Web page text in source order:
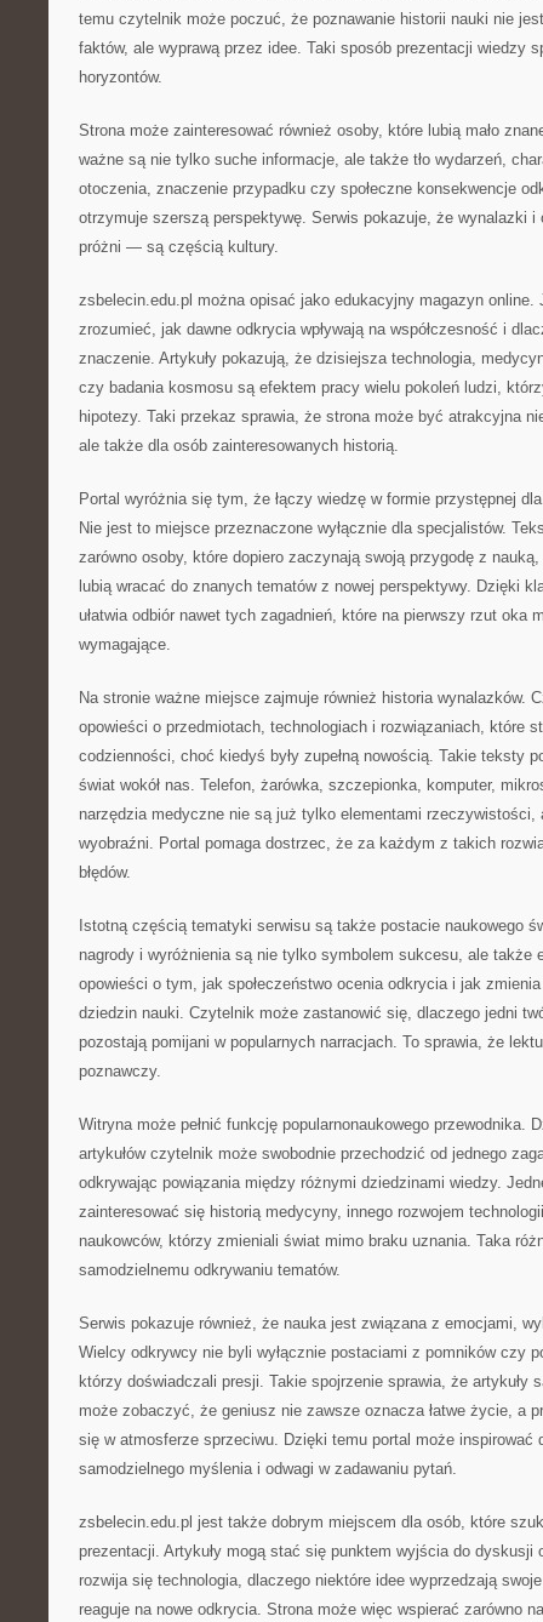
temu czytelnik może poczuć, że poznawanie historii nauki nie
faktów, ale wyprawą przez idee. Taki sposób prezentacji wiedzy
horyzontów.
Strona może zainteresować również osoby, które lubią mało
ważne są nie tylko suche informacje, ale także tło wydarzeń,
otoczenia, znaczenie przypadku czy społeczne konsekwencje
otrzymuje szerszą perspektywę. Serwis pokazuje, że wynalazki i
próżni — są częścią kultury.
zsbelecin.edu.pl można opisać jako edukacyjny magazyn online.
zrozumieć, jak dawne odkrycia wpływają na współczesność i
znaczenie. Artykuły pokazują, że dzisiejsza technologia,
czy badania kosmosu są efektem pracy wielu pokoleń ludzi,
hipotezy. Taki przekaz sprawia, że strona może być atrakcyjna
ale także dla osób zainteresowanych historią.
Portal wyróżnia się tym, że łączy wiedzę w formie przystępnej
Nie jest to miejsce przeznaczone wyłącznie dla specjalistów.
zarówno osoby, które dopiero zaczynają swoją przygodę z
lubią wracać do znanych tematów z nowej perspektywy. Dzięki
ułatwia odbiór nawet tych zagadnień, które na pierwszy rzut oka
wymagające.
Na stronie ważne miejsce zajmuje również historia wynalazków.
opowieści o przedmiotach, technologiach i rozwiązaniach, które
codzienności, choć kiedyś były zupełną nowością. Takie teksty
świat wokół nas. Telefon, żarówka, szczepionka, komputer,
narzędzia medyczne nie są już tylko elementami rzeczywistości,
wyobraźni. Portal pomaga dostrzec, że za każdym z takich
błędów.
Istotną częścią tematyki serwisu są także postacie naukowego
nagrody i wyróżnienia są nie tylko symbolem sukcesu, ale także
opowieści o tym, jak społeczeństwo ocenia odkrycia i jak
dziedzin nauki. Czytelnik może zastanowić się, dlaczego jedni
pozostają pomijani w popularnych narracjach. To sprawia, że
poznawczy.
Witryna może pełnić funkcję popularnonaukowego przewodnika.
artykułów czytelnik może swobodnie przechodzić od jednego
odkrywając powiązania między różnymi dziedzinami wiedzy.
zainteresować się historią medycyny, innego rozwojem
naukowców, którzy zmieniali świat mimo braku uznania. Taka
samodzielnemu odkrywaniu tematów.
Serwis pokazuje również, że nauka jest związana z emocjami,
Wielcy odkrywcy nie byli wyłącznie postaciami z pomników czy
którzy doświadczali presji. Takie spojrzenie sprawia, że artykuły
może zobaczyć, że geniusz nie zawsze oznacza łatwe życie, a
się w atmosferze sprzeciwu. Dzięki temu portal może inspirować
samodzielnego myślenia i odwagi w zadawaniu pytań.
zsbelecin.edu.pl jest także dobrym miejscem dla osób, które
prezentacji. Artykuły mogą stać się punktem wyjścia do dyskusji
rozwija się technologia, dlaczego niektóre idee wyprzedzają
reaguje na nowe odkrycia. Strona może więc wspierać zarówno